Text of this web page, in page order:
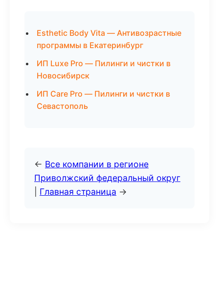
Esthetic Body Vita — Антивозрастные
программы в Екатеринбург
ИП Luxe Pro — Пилинги и чистки в
Новосибирск
ИП Care Pro — Пилинги и чистки в
Севастополь
← Все компании в регионе
Приволжский федеральный округ
Главная страница →